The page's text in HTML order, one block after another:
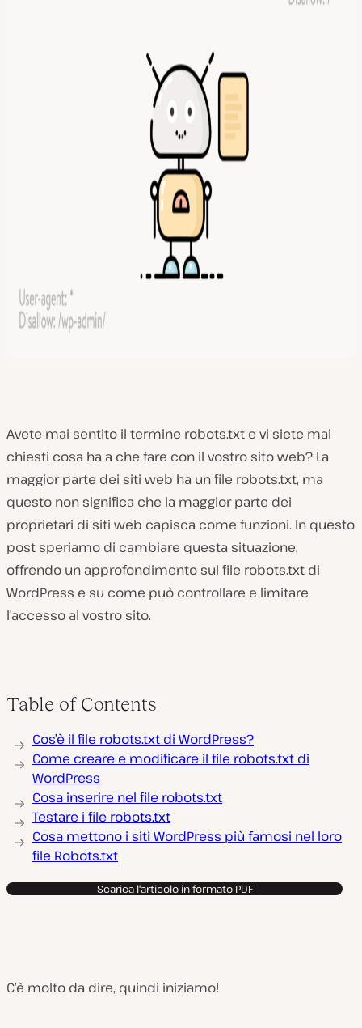
Avete mai sentito il termine robots.txt e vi siete mai
chiesti cosa ha a che fare con il vostro sito web? La
maggior parte dei siti web ha un file robots.txt, ma
questo non significa che la maggior parte dei
proprietari di siti web capisca come funzioni. In questo
post speriamo di cambiare questa situazione,
offrendo un approfondimento sul file robots.txt di
WordPress e su come può controllare e limitare
l’accesso al vostro sito.
Table of Contents
Cos’è il file robots.txt di WordPress?
Come creare e modificare il file robots.txt di
WordPress
Cosa inserire nel file robots.txt
Testare i file robots.txt
Cosa mettono i siti WordPress più famosi nel loro
file Robots.txt
Scarica l'articolo in formato PDF
C’è molto da dire, quindi iniziamo!